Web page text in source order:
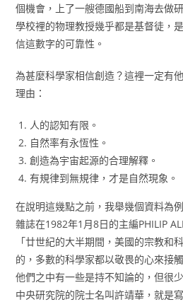
個機會，上了一艘德國船到南海去做
學校裡的物理教授幾乎都是基督徒，
信這數字的可靠性。
為甚麼科學家相信創造？這裡一定有
理由：
人的認知有限。
自然率有永恆性。
創造為宇宙起源的合理解釋。
有規律到無規律，才是自然現象。
在說明這幾點之前，我舉幾個資料為例
雜誌在1982年1月8日的主編PHILIP
「廿世紀的大半期間，美國的宗教和
的，多數的科學家都以敬畏的心來接
他們之中有一些是持不知論的，但很
中央研究院的院士名叫許靖華，就是